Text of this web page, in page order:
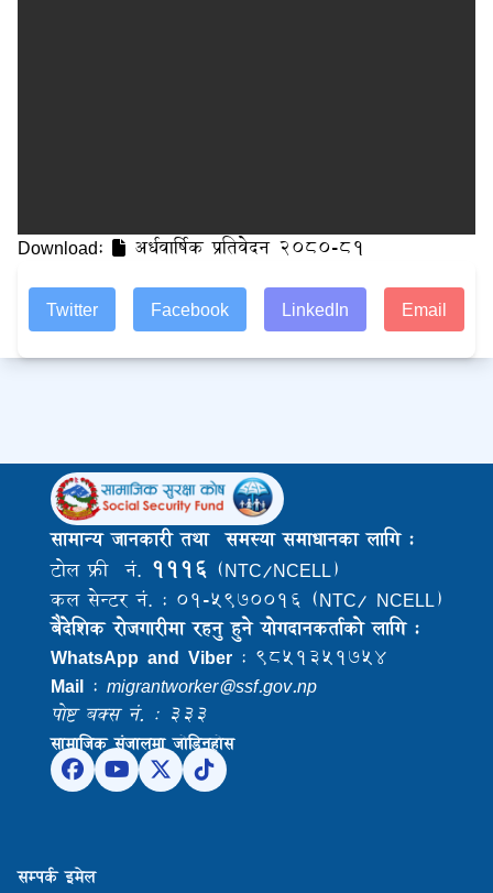
Download: अर्धवार्षिक प्रतिवेदन २०८०-८१
Twitter Facebook LinkedIn Email
सामान्य जानकारी तथा समस्या समाधानका लागि :
टोल फ्री नं. १११६ (NTC/NCELL)
कल सेन्टर नं. : ०१-५९७००१६ (NTC/ NCELL)
बैदेशिक राेजगारीमा रहनु हुने याेगदानकर्ताकाे लागि :
WhatsApp and Viber : ९८५१३५१७५४
Mail : migrantworker@ssf.gov.np
पोष्ट बक्स नं. : ३३३
सामाजिक संजालमा जोडिनुहोस
सम्पर्क इमेल